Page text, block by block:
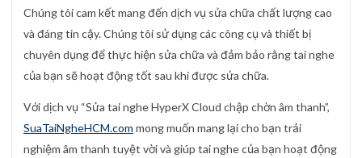
Chúng tôi cam kết mang đến dịch vụ sửa chữa chất lượng cao
và đáng tin cậy. Chúng tôi sử dụng các công cụ và thiết bị
chuyên dụng để thực hiện sửa chữa và đảm bảo rằng tai nghe
của bạn sẽ hoạt động tốt sau khi được sửa chữa.
Với dịch vụ “Sửa tai nghe HyperX Cloud chập chờn âm thanh”,
SuaTaiNgheHCM.com mong muốn mang lại cho bạn trải
nghiệm âm thanh tuyệt vời và giúp tai nghe của bạn hoạt động